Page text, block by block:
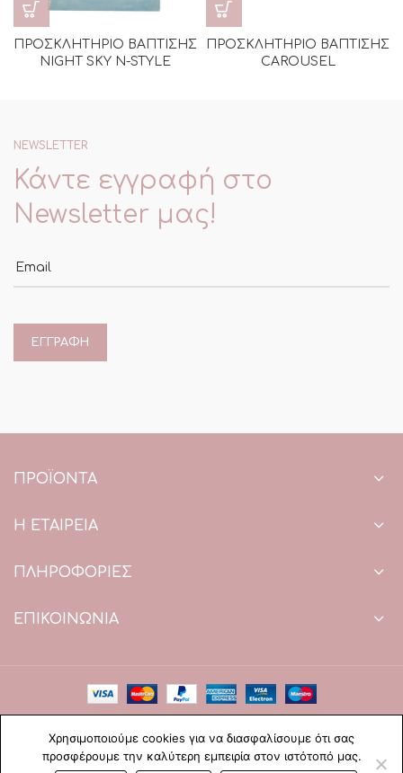
ΠΡΟΣΚΛΗΤΗΡΙΟ ΒΑΠΤΙΣΗΣ
NIGHT SKY N-STYLE
ΠΡΟΣΚΛΗΤΗΡΙΟ ΒΑΠΤΙΣΗΣ
CAROUSEL
NEWSLETTER
Κάντε εγγραφή στο
Newsletter μας!
ΠΡΟΪΌΝΤΑ
Η ΕΤΑΙΡΕΙΑ
ΠΛΗΡΟΦΟΡΙΕΣ
ΕΠΙΚΟΙΝΩΝΙΑ
Web Design & development by web-idea.gr
Χρησιμοποιούμε cookies για να διασφαλίσουμε ότι σας
προσφέρουμε την καλύτερη εμπειρία στον ιστότοπό μας.